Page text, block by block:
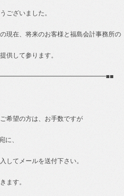
ございました。
現在、将来のお客様と福島会計事務所の
供して参ります。
■■
希望の方は、お手数ですが
に、
してメールを送付下さい。
ます。